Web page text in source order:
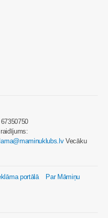
Vecāku
portālā
Par Māmiņu